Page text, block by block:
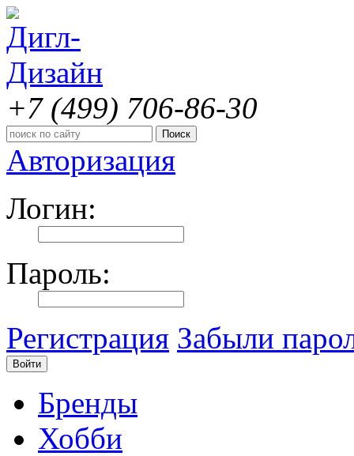
+7 (499) 706-86-30
Авторизация
Логин:
Пароль:
Регистрация Забыли
Бренды
Хобби